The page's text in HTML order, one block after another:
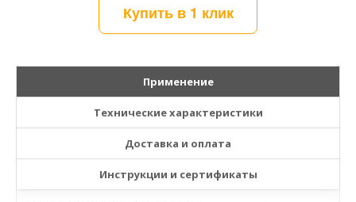
Купить в 1 клик
Применение
Технические характеристики
Доставка и оплата
Инструкции и сертификаты